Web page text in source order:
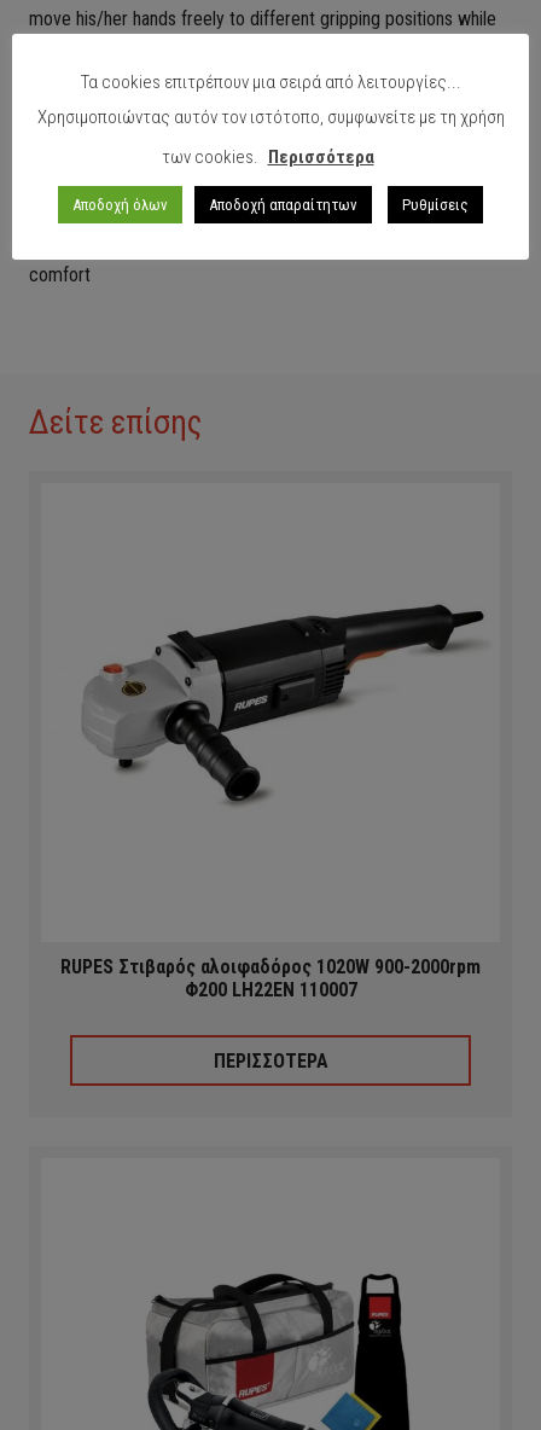
move his/her hands freely to different gripping positions while
DESIGN
attractive design. The modern lines and exceptional technical
quality are combined with a number of details that are the result
comfort
Δείτε επίσης
RUPES Στιβαρός αλοιφαδόρος 1020W 900-2000rpm
Φ200 LH22EN 110007
ΠΕΡΙΣΣΟΤΕΡΑ
Τα cookies επιτρέπουν μια σειρά από λειτουργίες...
Χρησιμοποιώντας αυτόν τον ιστότοπο, συμφωνείτε με τη χρήση
των cookies. Περισσότερα
Αποδοχή όλων Αποδοχή απαραίτητων Ρυθμίσεις